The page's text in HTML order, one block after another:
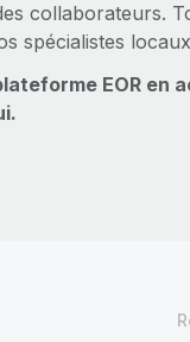
collaborateurs.
spécialistes
EOR en